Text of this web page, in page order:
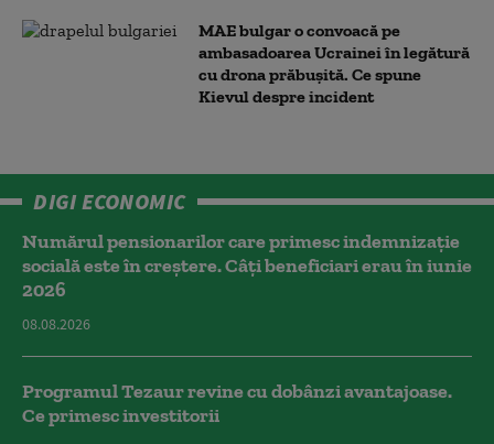
MAE bulgar o convoacă pe
ambasadoarea Ucrainei în legătură
cu drona prăbuşită. Ce spune
Kievul despre incident
DIGI ECONOMIC
Numărul pensionarilor care primesc indemnizaţie
socială este în creștere. Câți beneficiari erau în iunie
2026
08.08.2026
Programul Tezaur revine cu dobânzi avantajoase.
Ce primesc investitorii